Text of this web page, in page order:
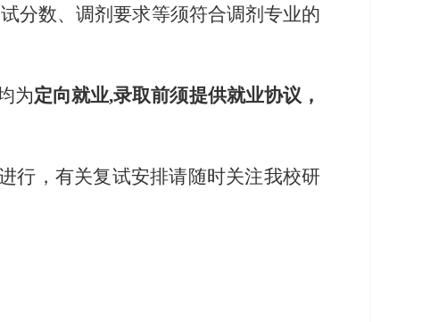
分数、调剂要求等须符合调剂专业的
为定向就业,录取前须提供就业协议，
行，有关复试安排请随时关注我校研